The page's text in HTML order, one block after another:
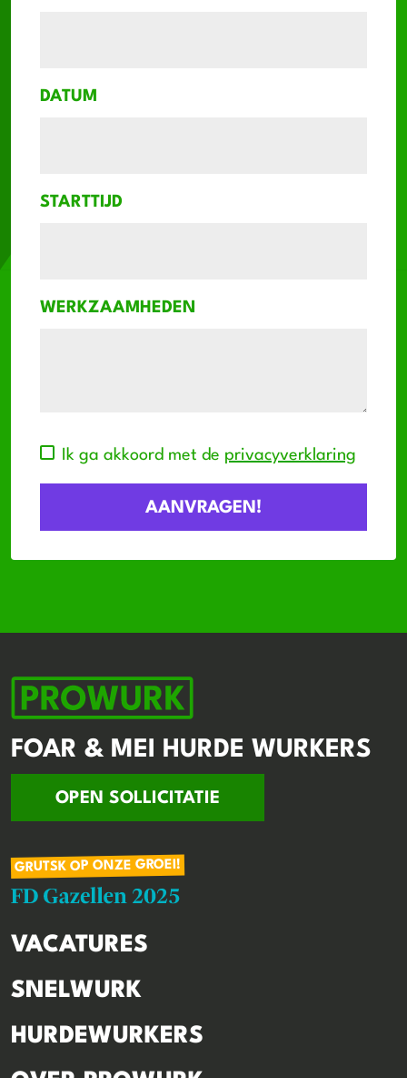
DATUM
STARTTIJD
WERKZAAMHEDEN
Ik ga akkoord met de privacyverklaring
FOAR & MEI HURDE WURKERS
OPEN SOLLICITATIE
GRUTSK OP ONZE GROEI!
VACATURES
SNELWURK
HURDEWURKERS